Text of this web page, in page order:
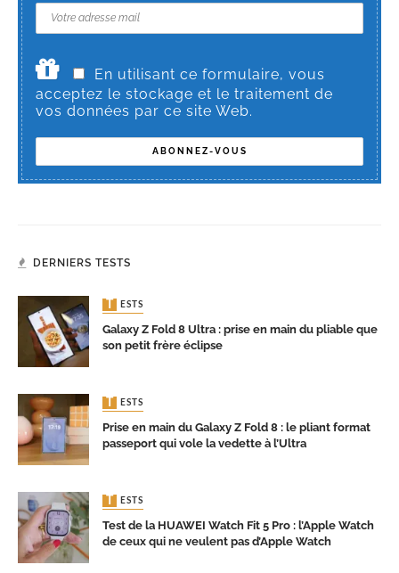
En utilisant ce formulaire, vous
acceptez le stockage et le traitement de
vos données par ce site Web.
DERNIERS TESTS
TESTS
Galaxy Z Fold 8 Ultra : prise en main du pliable que
son petit frère éclipse
TESTS
Prise en main du Galaxy Z Fold 8 : le pliant format
passeport qui vole la vedette à l’Ultra
TESTS
Test de la HUAWEI Watch Fit 5 Pro : l’Apple Watch
de ceux qui ne veulent pas d’Apple Watch